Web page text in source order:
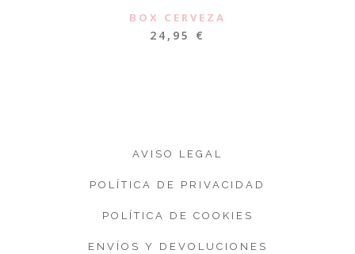
BOX CERVEZA
24,95 €
AVISO LEGAL
POLÍTICA DE PRIVACIDAD
POLÍTICA DE COOKIES
ENVÍOS Y DEVOLUCIONES